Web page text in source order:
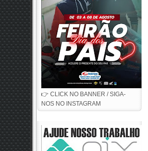
👉 CLICK NO BANNER / SIGA-
NOS NO INSTAGRAM